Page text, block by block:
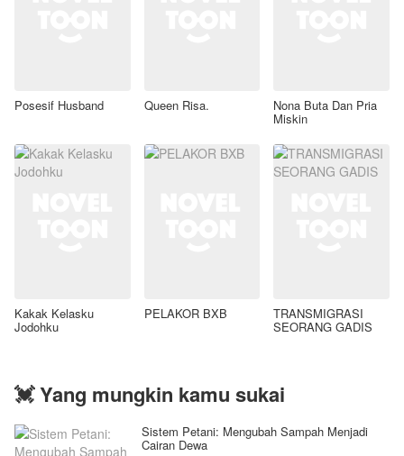
Posesif Husband Queen Risa. Nona Buta Dan Pria
Miskin
Kakak Kelasku
Jodohku
PELAKOR BXB TRANSMIGRASI
SEORANG GADIS
💓 Yang mungkin kamu sukai
Sistem Petani: Mengubah Sampah Menjadi
Cairan Dewa